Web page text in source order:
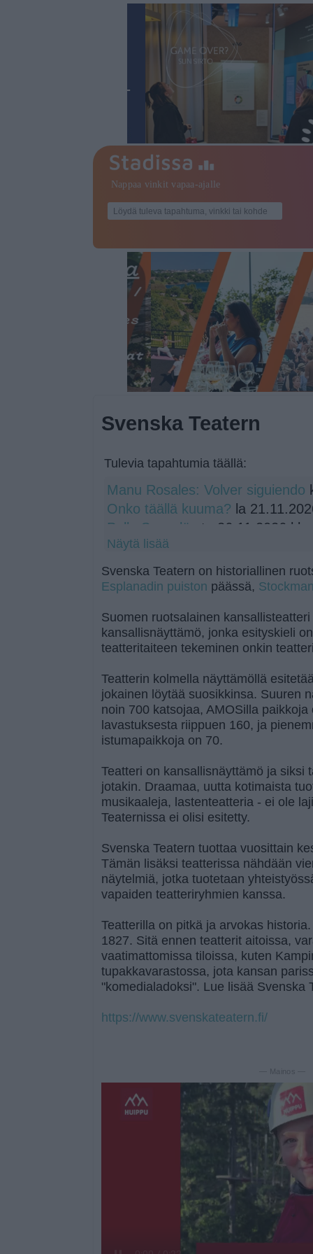
Svenska Teatern
Tulevia tapahtumia täällä:
Manu Rosales: Volver siguiendo
Onko täällä kuuma? la
Pelle Svanslös
to 26.11.2026 klo
Näytä lisää
Svenska Teatern on historiallinen
Esplanadin puiston päässä,
Suomen ruotsalainen
kansallisnäyttämö, jonka esityskieli
teatteritaiteen tekeminen onkin
Teatterin kolmella näyttämöllä
jokainen löytää suosikkinsa. Suuren
noin 700 katsojaa, AMOSilla
lavastuksesta riippuen 160, ja
istumapaikkoja on 70.
Teatteri on kansallisnäyttämö ja siksi
jotakin. Draamaa, uutta kotimaista
musikaaleja, lastenteatteria - ei ole
Teaternissa ei olisi esitetty.
Svenska Teatern tuottaa vuosittain
Tämän lisäksi teatterissa nähdään
näytelmiä, jotka tuotetaan
vapaiden teatteriryhmien kanssa.
Teatterilla on pitkä ja arvokas
1827. Sitä ennen teatterit aitoissa,
vaatimattomissa tiloissa, kuten
tupakkavarastossa, jota kansan
"komedialadoksi". Lue lisää Svenska
https://www.svenskateatern.fi/
— Mainos —